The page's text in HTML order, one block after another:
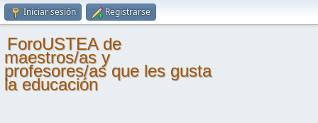
Iniciar sesión Registrarse
ForoUSTEA de
maestros/as y
profesores/as que les gusta
la educación